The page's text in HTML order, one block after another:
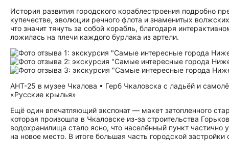
История развития городского кораблестроения подробно
купечестве, эволюции речного флота и знаменитых
что значит тянуть за собой корабль, благодаря
ложилась на плечи каждого бурлака из артели.
АНТ-25 в музее Чкалова • Герб Чкаловска с ладьёй и
«Русские крылья»
Ещё один впечатляющий экспонат — макет затопленного
которая произошла в Чкаловске из-за строительства
водохранилища стало ясно, что населённый пункт
на новое место. В итоге большая часть городской